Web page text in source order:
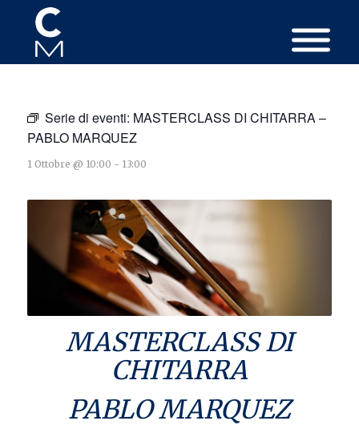
Serie di eventi: MASTERCLASS DI CHITARRA –
PABLO MARQUEZ
1 Ottobre @ 10:00 - 13:00
MASTERCLASS DI
CHITARRA
PABLO MARQUEZ